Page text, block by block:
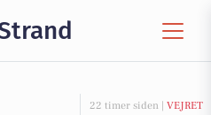
22 timer siden | VEJRET